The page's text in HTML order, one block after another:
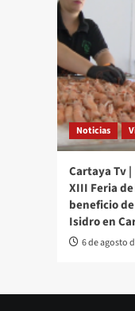
Noticias
Cartaya Tv
XIII Feria
beneficio
Isidro en
6 de agosto